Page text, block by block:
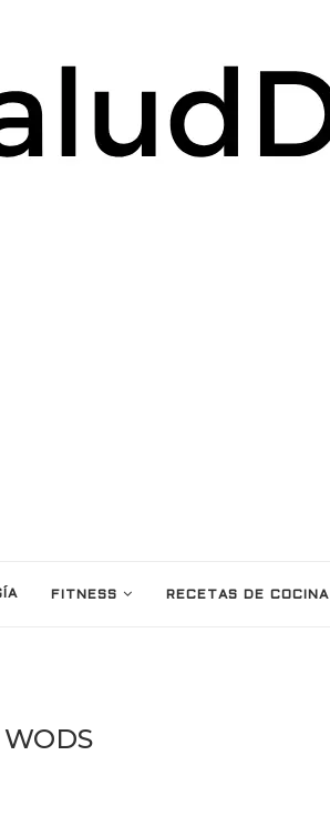
FITNESS RECETAS DE COCINA